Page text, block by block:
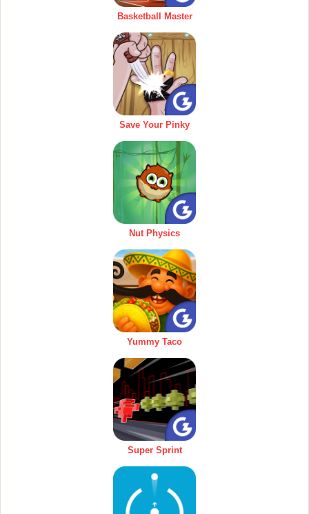
Basketball Master
Save Your Pinky
Nut Physics
Yummy Taco
Super Sprint